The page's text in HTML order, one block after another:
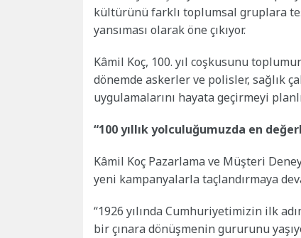
kültürünü farklı toplumsal gruplara
yansıması olarak öne çıkıyor.
Kâmil Koç, 100. yıl coşkusunu
dönemde askerler ve polisler, sağlık
uygulamalarını hayata geçirmeyi
“100 yıllık yolculuğumuzda en
Kâmil Koç Pazarlama ve Müşteri
yeni kampanyalarla taçlandırmaya
“1926 yılında Cumhuriyetimizin ilk
bir çınara dönüşmenin gururunu